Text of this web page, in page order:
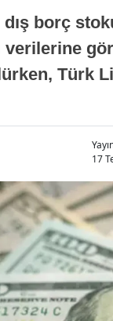
borç
verilerine
Türk
17